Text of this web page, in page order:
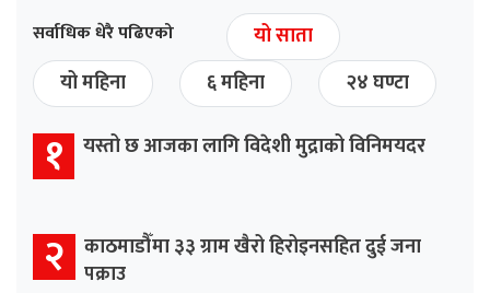
सर्वाधिक धेरै पढिएको
यो साता
यो महिना
६ महिना २४ घण्टा
१ यस्तो छ आजका लागि विदेशी मुद्राको विनिमयदर
२
काठमाडौँमा ३३ ग्राम खैरो हिरोइनसहित दुई जना
पक्राउ